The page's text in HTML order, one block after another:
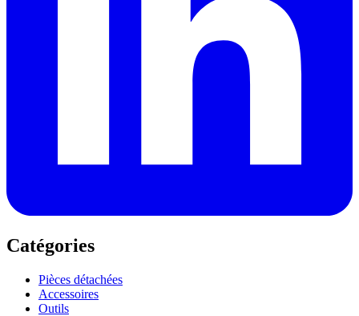
Catégories
Pièces détachées
Accessoires
Outils